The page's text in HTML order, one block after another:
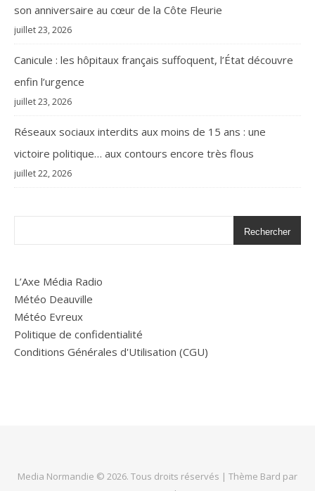
son anniversaire au cœur de la Côte Fleurie
juillet 23, 2026
Canicule : les hôpitaux français suffoquent, l’État découvre
enfin l’urgence
juillet 23, 2026
Réseaux sociaux interdits aux moins de 15 ans : une
victoire politique… aux contours encore très flous
juillet 22, 2026
Rechercher
L’Axe Média Radio
Météo Deauville
Météo Evreux
Politique de confidentialité
Conditions Générales d'Utilisation (CGU)
Media Normandie © 2026. Tous droits réservés | Thème Bard par